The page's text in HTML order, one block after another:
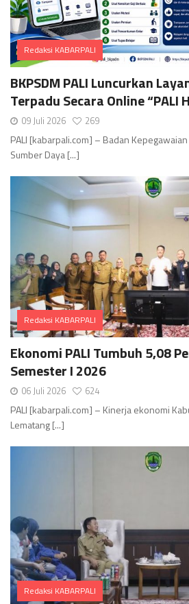
Redaksi KABARPALI
BKPSDM PALI Luncurkan
Terpadu Secara Online “PALI
09 Juli 2026 269
PALI [kabarpali.com] – Badan
Sumber Daya [...]
Redaksi KABARPALI
Comments
Ekonomi PALI Tumbuh 5,08
Semester I 2026
06 Juli 2026 624
PALI [kabarpali.com] – Kinerja ekonomi
Lematang [...]
Redaksi KABARPALI